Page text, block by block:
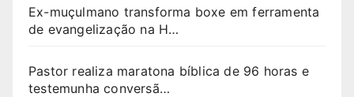
Ex-muçulmano transforma boxe em ferramenta
de evangelização na H…
Pastor realiza maratona bíblica de 96 horas e
testemunha conversã…